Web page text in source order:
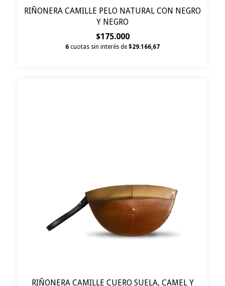
RIÑONERA CAMILLE PELO NATURAL CON NEGRO
Y NEGRO
$175.000
6 cuotas sin interés de $29.166,67
RIÑONERA CAMILLE CUERO SUELA, CAMEL Y